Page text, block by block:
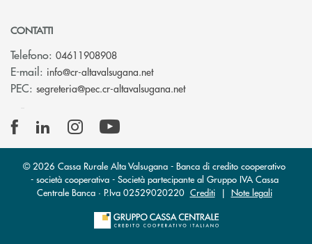
CONTATTI
Telefono: 04611908908
E-mail: info@cr-altavalsugana.net(si apre l’app di posta
PEC: segreteria@pec.cr-altavalsugana.net(si apre l’app di posta
© 2026 Cassa Rurale Alta Valsugana - Banca di credito cooperativo
- società cooperativa - Società partecipante al Gruppo IVA Cassa
Centrale Banca · P.Iva 02529020220 Crediti| Note legali